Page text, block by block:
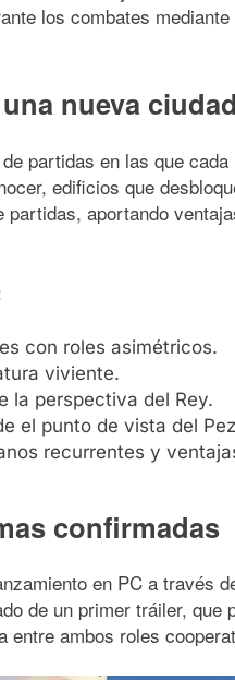
los combates
nueva ciudad
partidas en las que
edificios que
aportando
con roles asimétricos.
viviente.
la perspectiva del Rey.
el punto de vista del
recurrentes y
confirmadas
en PC a través
de un primer tráiler,
entre ambos roles